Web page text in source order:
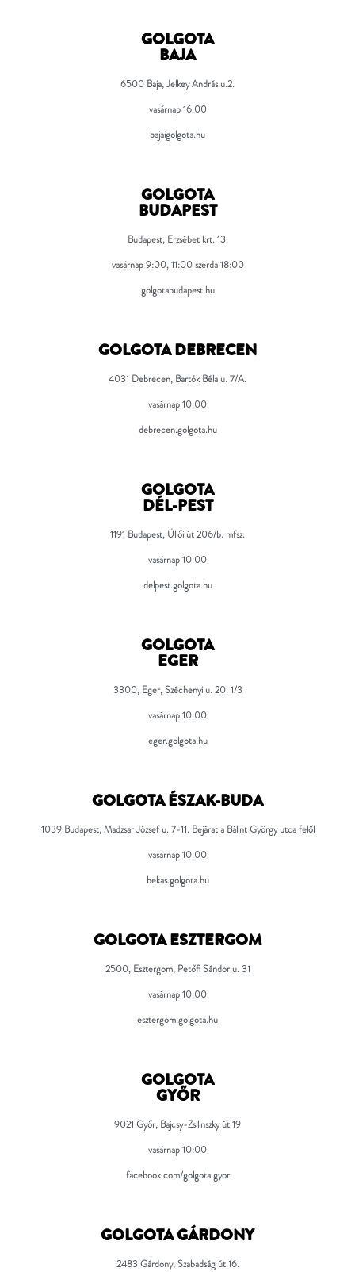
GOLGOTA
BAJA
6500 Baja, Jelkey András u.2.
vasárnap 16.00
bajaigolgota.hu
GOLGOTA
BUDAPEST
Budapest, Erzsébet krt. 13.
vasárnap 9:00, 11:00 szerda 18:00
golgotabudapest.hu
GOLGOTA DEBRECEN
4031 Debrecen, Bartók Béla u. 7/A.
vasárnap 10.00
debrecen.golgota.hu
GOLGOTA
DÉL-PEST
1191 Budapest, Üllői út 206/b. mfsz.
vasárnap 10.00
delpest.golgota.hu
GOLGOTA
EGER
3300, Eger, Széchenyi u. 20. 1/3
vasárnap 10.00
eger.golgota.hu
GOLGOTA ÉSZAK-BUDA
1039 Budapest, Madzsar József u. 7-11. Bejárat a Bálint György utca felől
vasárnap 10.00
bekas.golgota.hu
GOLGOTA ESZTERGOM
2500, Esztergom, Petőfi Sándor u. 31
vasárnap 10.00
esztergom.golgota.hu
GOLGOTA
GYŐR
9021 Győr, Bajcsy-Zsilinszky út 19
vasárnap 10:00
facebook.com/golgota.gyor
GOLGOTA GÁRDONY
2483 Gárdony, Szabadság út 16.